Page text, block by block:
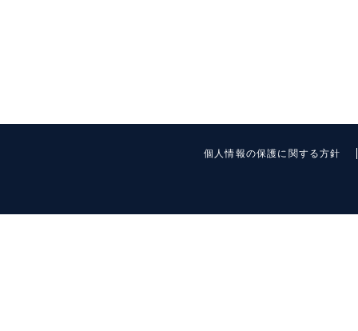
個人情報の保護に関する方針